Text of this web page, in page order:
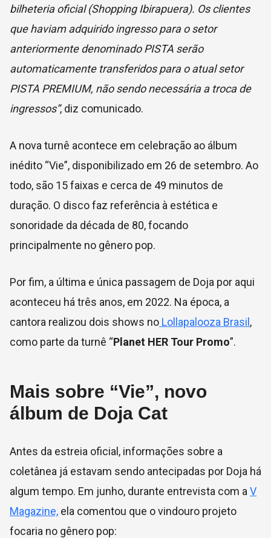
bilheteria oficial (Shopping Ibirapuera). Os clientes
que haviam adquirido ingresso para o setor
anteriormente denominado PISTA serão
automaticamente transferidos para o atual setor
PISTA PREMIUM, não sendo necessária a troca de
ingressos”, diz comunicado.
A nova turnê acontece em celebração ao álbum
inédito “Vie”, disponibilizado em 26 de setembro. Ao
todo, são 15 faixas e cerca de 49 minutos de
duração. O disco faz referência à estética e
sonoridade da década de 80, focando
principalmente no gênero pop.
Por fim, a última e única passagem de Doja por aqui
aconteceu há três anos, em 2022. Na época, a
cantora realizou dois shows no Lollapalooza Brasil ,
como parte da turnê “Planet HER Tour Promo”.
Mais sobre “Vie”, novo
álbum de Doja Cat
Antes da estreia oficial, informações sobre a
coletânea já estavam sendo antecipadas por Doja há
algum tempo. Em junho, durante entrevista com a V
Magazine, ela comentou que o vindouro projeto
focaria no gênero pop: